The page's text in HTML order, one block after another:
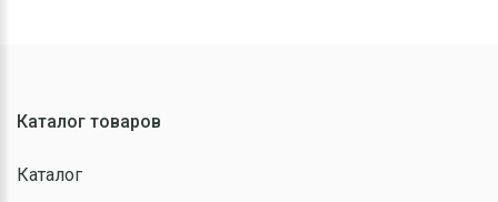
Каталог товаров
Каталог